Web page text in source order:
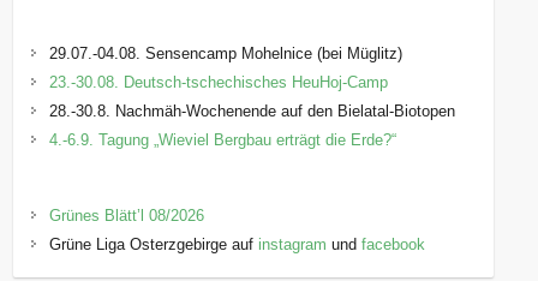
29.07.-04.08. Sensencamp Mohelnice (bei Müglitz)
23.-30.08. Deutsch-tschechisches HeuHoj-Camp
28.-30.8. Nachmäh-Wochenende auf den Bielatal-Biotopen
4.-6.9. Tagung „Wieviel Bergbau erträgt die Erde?“
Grünes Blätt’l 08/2026
Grüne Liga Osterzgebirge auf instagram undfacebook